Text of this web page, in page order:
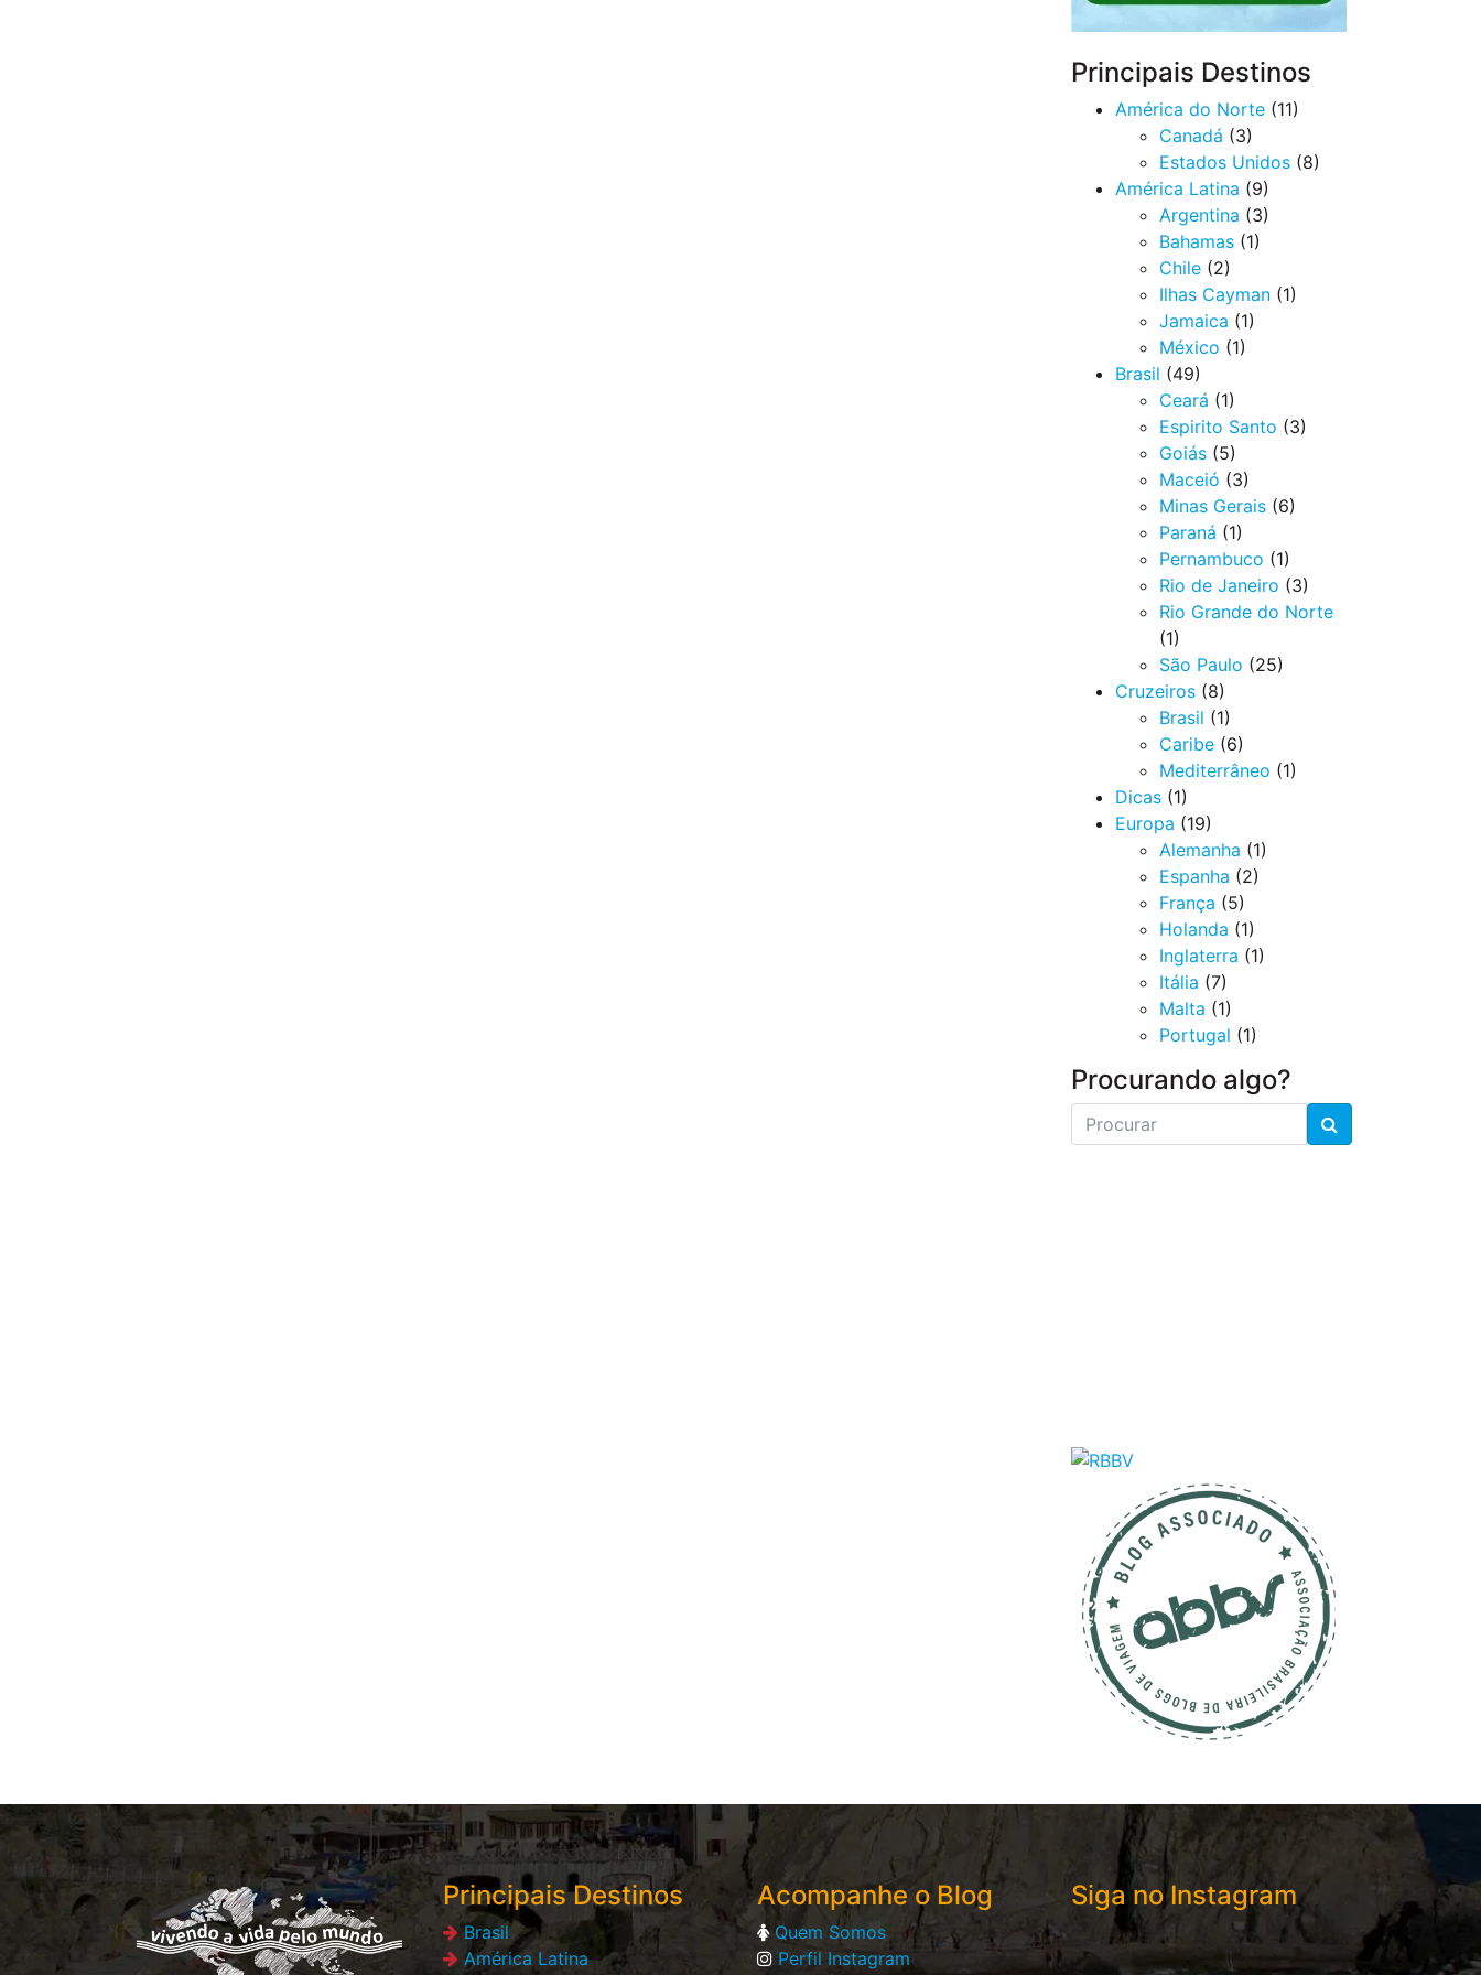
Principais Destinos
América do Norte (11)
Canadá (3)
Estados Unidos (8)
América Latina (9)
Argentina (3)
Bahamas (1)
Chile (2)
Ilhas Cayman (1)
Jamaica (1)
México (1)
Brasil (49)
Ceará (1)
Espirito Santo (3)
Goiás (5)
Maceió (3)
Minas Gerais (6)
Paraná (1)
Pernambuco (1)
Rio de Janeiro (3)
Rio Grande do Norte
(1)
São Paulo (25)
Cruzeiros (8)
Brasil (1)
Caribe (6)
Mediterrâneo (1)
Dicas (1)
Europa (19)
Alemanha (1)
Espanha (2)
França (5)
Holanda (1)
Inglaterra (1)
Itália (7)
Malta (1)
Portugal (1)
Procurando algo?
Principais Destinos
Brasil
América Latina
Acompanhe o Blog
Quem Somos
Perfil Instagram
Siga no Instagram